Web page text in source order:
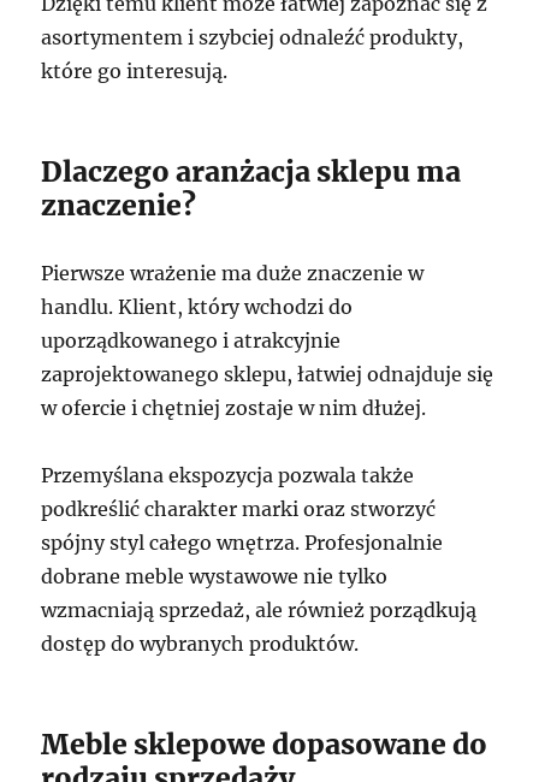
asortymentem i szybciej odnaleźć produkty,
które go interesują.
Dlaczego aranżacja sklepu ma
znaczenie?
Pierwsze wrażenie ma duże znaczenie w
handlu. Klient, który wchodzi do
uporządkowanego i atrakcyjnie
zaprojektowanego sklepu, łatwiej odnajduje się
w ofercie i chętniej zostaje w nim dłużej.
Przemyślana ekspozycja pozwala także
podkreślić charakter marki oraz stworzyć
spójny styl całego wnętrza. Profesjonalnie
dobrane meble wystawowe nie tylko
wzmacniają sprzedaż, ale również porządkują
dostęp do wybranych produktów.
Meble sklepowe dopasowane do